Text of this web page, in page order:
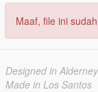
Maaf, file ini
Designed in Alderney
Made in Los Santos